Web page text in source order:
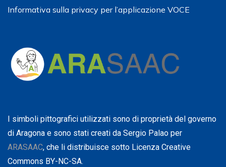
Informativa sulla privacy per l’applicazione VOCE
I simboli pittografici utilizzati sono di proprietà del governo
di Aragona e sono stati creati da Sergio Palao per
ARASAAC, che li distribuisce sotto Licenza Creative
Commons BY-NC-SA.